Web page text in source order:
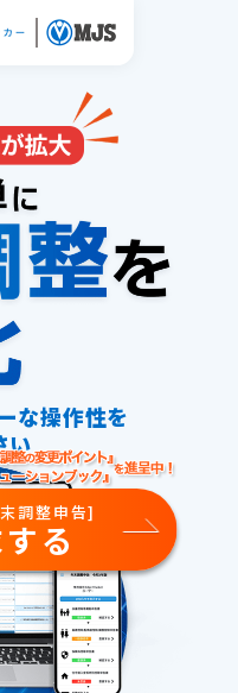
な操作性を
い
調整申告]
る